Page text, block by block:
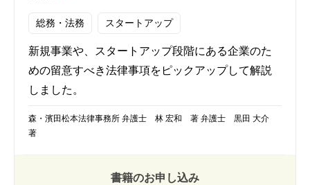
総務・法務 スタートアップ
新規事業や、スタートアップ段階にある企業のた
めの留意すべき法律事項をピックアップして解説
しました。
森・濱田松本法律事務所 弁護士 林 宏和 著 弁護士 黒田 大介
著
書籍のお申し込み